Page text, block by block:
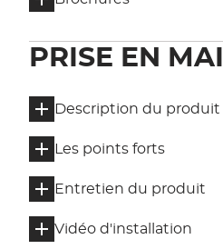
PRISE EN
Description du produit
Les points forts
Entretien du produit
Vidéo d'installation